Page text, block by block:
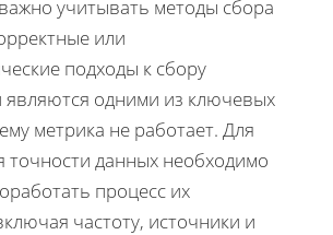
учитывать методы сбора
или
подходы к сбору
одними из ключевых
метрика не работает. Для
точности данных необходимо
процесс их
частоту, источники и